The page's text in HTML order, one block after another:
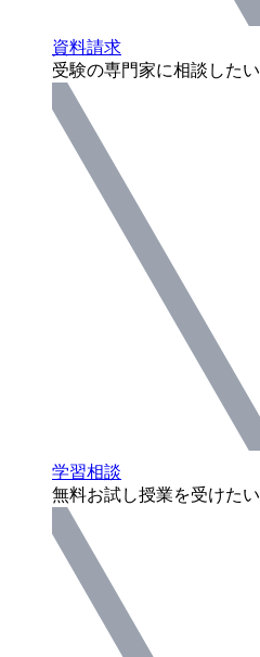
資料請求
受験の専門家に相談したい
学習相談
無料お試し授業を受けたい